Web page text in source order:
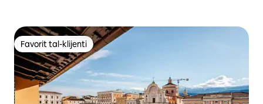
Favorit tal-klijenti
Favorit tal-klijenti